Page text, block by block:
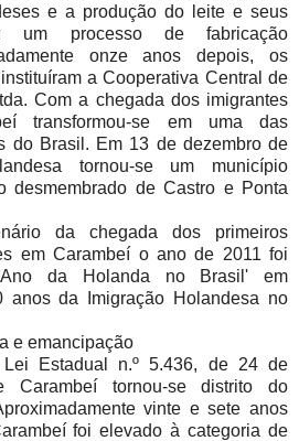
e a produção do leite e seus
um processo de fabricação
onze anos depois, os
a Cooperativa Central de
Com a chegada dos imigrantes
transformou-se em uma das
do Brasil. Em 13 de dezembro de
tornou-se um município
desmembrado de Castro e Ponta
da chegada dos primeiros
em Carambeí o ano de 2011 foi
da Holanda no Brasil' em
anos da Imigração Holandesa no
e emancipação
Estadual n.º 5.436, de 24 de
tornou-se distrito do
vinte e sete anos
foi elevado à categoria de